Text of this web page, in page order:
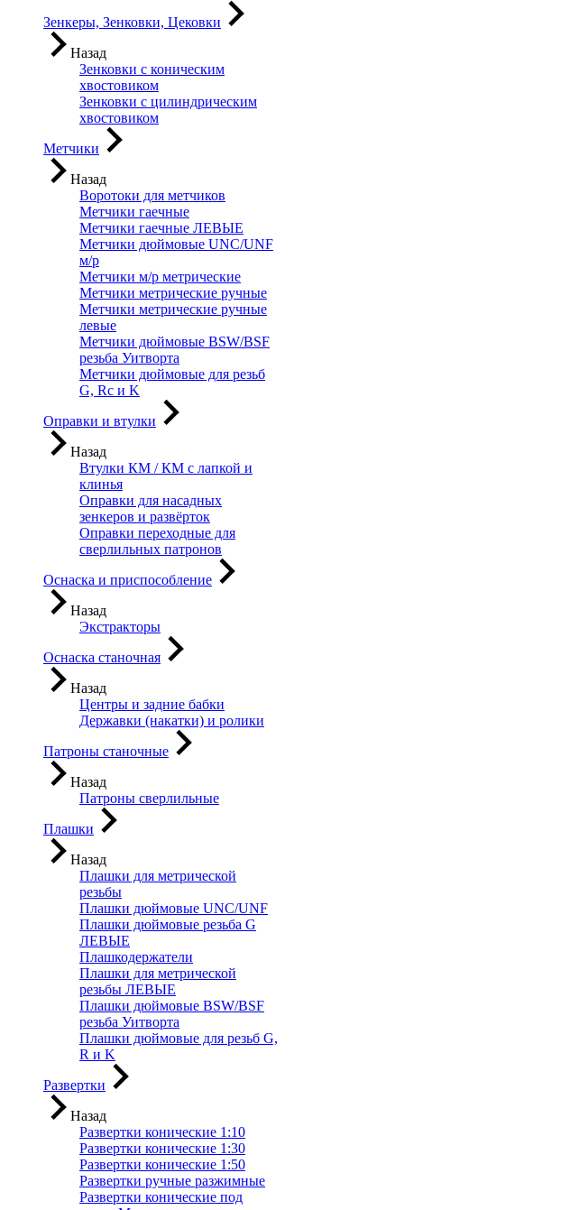
Зенкеры, Зенковки, Цековки
Назад
Зенковки с коническим
хвостовиком
Зенковки с цилиндрическим
хвостовиком
Метчики
Назад
Воротоки для метчиков
Метчики гаечные
Метчики гаечные ЛЕВЫЕ
Метчики дюймовые UNC/UNF
м/р
Метчики м/р метрические
Метчики метрические ручные
Метчики метрические ручные
левые
Метчики дюймовые BSW/BSF
резьба Уитворта
Метчики дюймовые для резьб
G, Rc и K
Оправки и втулки
Назад
Втулки КМ / КМ с лапкой и
клинья
Оправки для насадных
зенкеров и развёрток
Оправки переходные для
сверлильных патронов
Оснаска и приспособление
Назад
Экстракторы
Оснаска станочная
Назад
Центры и задние бабки
Державки (накатки) и ролики
Патроны станочные
Назад
Патроны сверлильные
Плашки
Назад
Плашки для метрической
резьбы
Плашки дюймовые UNC/UNF
Плашки дюймовые резьба G
ЛЕВЫЕ
Плашкодержатели
Плашки для метрической
резьбы ЛЕВЫЕ
Плашки дюймовые BSW/BSF
резьба Уитворта
Плашки дюймовые для резьб G,
R и K
Развертки
Назад
Развертки конические 1:10
Развертки конические 1:30
Развертки конические 1:50
Развертки ручные разжимные
Развертки конические под